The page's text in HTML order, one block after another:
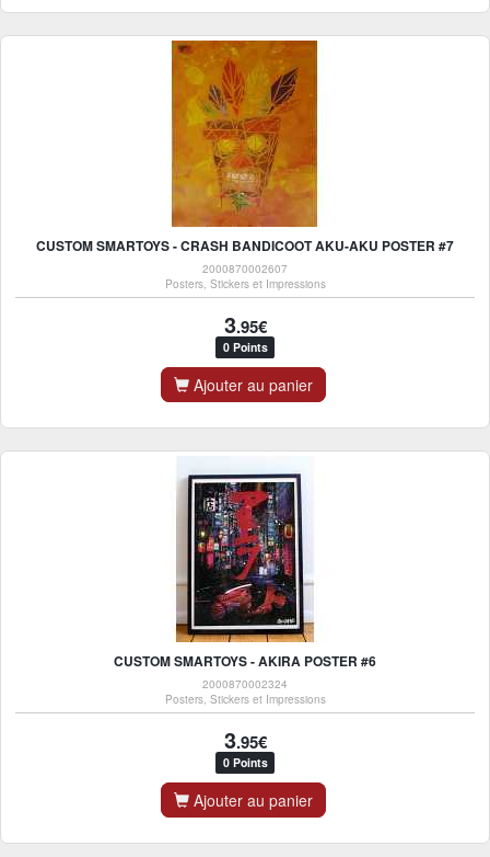
CUSTOM SMARTOYS - CRASH BANDICOOT AKU-AKU POSTER #7
2000870002607
Posters, Stickers et Impressions
3.95€
0 Points
Ajouter au panier
CUSTOM SMARTOYS - AKIRA POSTER #6
2000870002324
Posters, Stickers et Impressions
3.95€
0 Points
Ajouter au panier